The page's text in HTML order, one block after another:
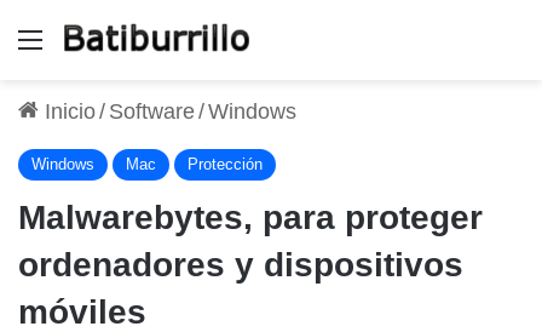
Menú
Inicio/ Software/Windows
Windows Mac Protección
Malwarebytes, para proteger
ordenadores y dispositivos
móviles